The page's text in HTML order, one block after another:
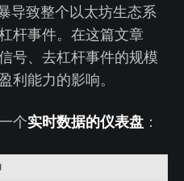
导致整个以太坊生态系
杆事件。在这篇文章
号、去杠杆事件的规模
利能力的影响。
个实时数据的仪表盘 ：